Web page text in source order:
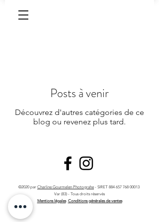
Posts à venir
Découvrez d'autres catégories de ce
blog ou revenez plus tard.
©2020 par Charline Gourmelen Photograhe - SIRET 884 657 768 00013
Var (83) - Tous droits réservés
Mentions légales Conditions générales de ventes